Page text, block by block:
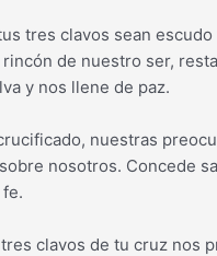
tres clavos sean
de nuestro ser,
y nos llene de paz.
nuestras
nosotros. Concede
clavos de tu cruz nos